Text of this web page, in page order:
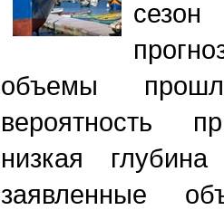
объемы
вероятность
низкая
заявленные